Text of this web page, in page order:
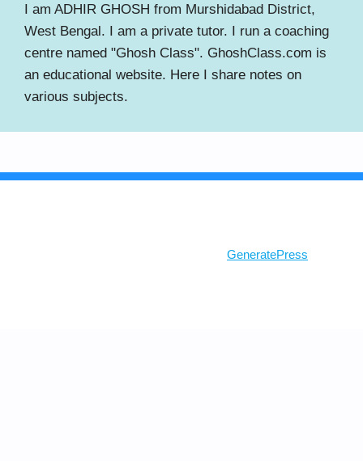
I am ADHIR GHOSH from Murshidabad District,
West Bengal. I am a private tutor. I run a coaching
centre named "Ghosh Class". GhoshClass.com is
an educational website. Here I share notes on
various subjects.
GeneratePress